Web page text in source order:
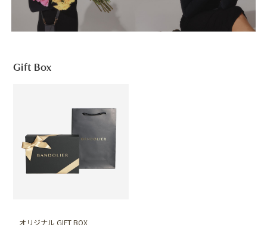
Gift Box
オリジナル GIFT BOX